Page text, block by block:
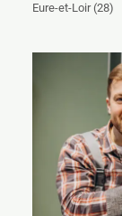
Eure-et-Loir (28)